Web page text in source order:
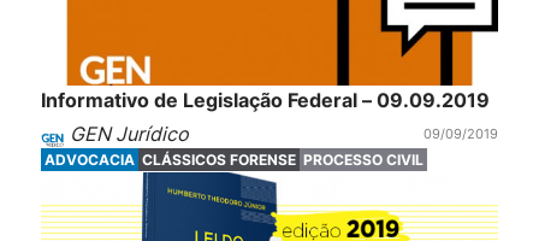
Informativo de Legislação Federal – 09.09.2019
GEN Jurídico
09/09/2019
ADVOCACIA CLÁSSICOS FORENSE PROCESSO CIVIL